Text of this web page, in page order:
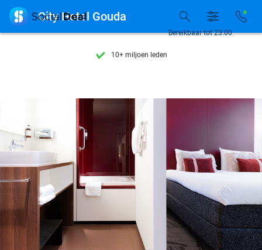
7 dagen per week beschikbaar
10+ miljoen leden
10+ miljoen leden
Bereikbaar tot 23:00
 City Hotel Gouda